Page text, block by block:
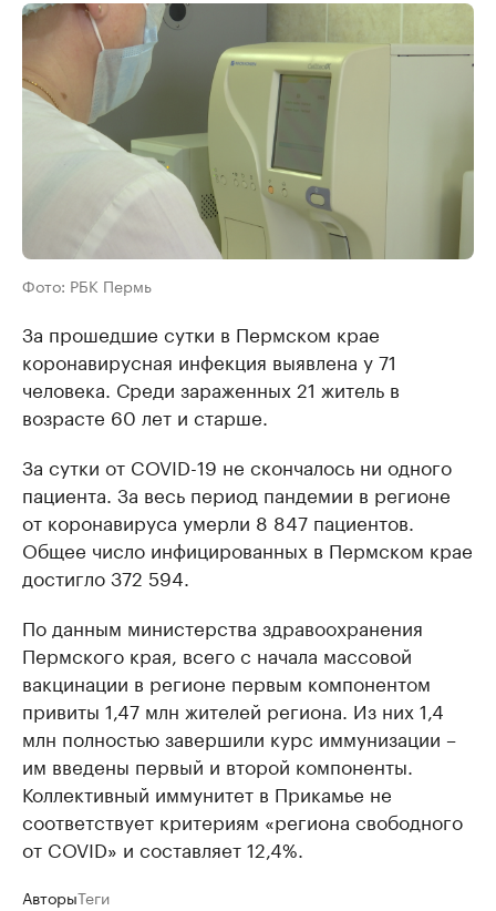
Фото: РБК Пермь
За прошедшие сутки в Пермском крае
коронавирусная инфекция выявлена у 71
человека. Среди зараженных 21 житель в
возрасте 60 лет и старше.
За сутки от COVID-19 не скончалось ни одного
пациента. За весь период пандемии в регионе
от коронавируса умерли 8 847 пациентов.
Общее число инфицированных в Пермском крае
достигло 372 594.
По данным министерства здравоохранения
Пермского края, всего с начала массовой
вакцинации в регионе первым компонентом
привиты 1,47 млн жителей региона. Из них 1,4
млн полностью завершили курс иммунизации –
им введены первый и второй компоненты.
Коллективный иммунитет в Прикамье не
соответствует критериям «региона свободного
от COVID» и составляет 12,4%.
АвторыТеги